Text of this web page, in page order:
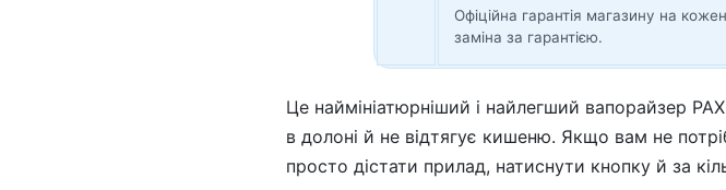
Офіційна гарантія магазину на
заміна за гарантією.
Це наймініатюрніший і найлегший вапорайзер
в долоні й не відтягує кишеню. Якщо вам не
просто дістати прилад, натиснути кнопку й за